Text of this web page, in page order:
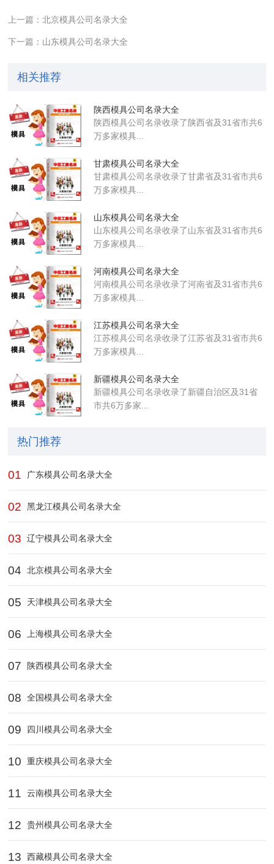
上一篇：北京模具公司名录大全
下一篇：山东模具公司名录大全
相关推荐
陕西模具公司名录大全
陕西模具公司名录收录了陕西省及31省市共6
万多家模具...
甘肃模具公司名录大全
甘肃模具公司名录收录了甘肃省及31省市共6
万多家模具...
山东模具公司名录大全
山东模具公司名录收录了山东省及31省市共6
万多家模具...
河南模具公司名录大全
河南模具公司名录收录了河南省及31省市共6
万多家模具...
江苏模具公司名录大全
江苏模具公司名录收录了江苏省及31省市共6
万多家模具...
新疆模具公司名录大全
新疆模具公司名录收录了新疆自治区及31省
市共6万多家...
热门推荐
01 广东模具公司名录大全
02 黑龙江模具公司名录大全
03 辽宁模具公司名录大全
04 北京模具公司名录大全
05 天津模具公司名录大全
06 上海模具公司名录大全
07 陕西模具公司名录大全
08 全国模具公司名录大全
09 四川模具公司名录大全
10 重庆模具公司名录大全
11 云南模具公司名录大全
12 贵州模具公司名录大全
13 西藏模具公司名录大全